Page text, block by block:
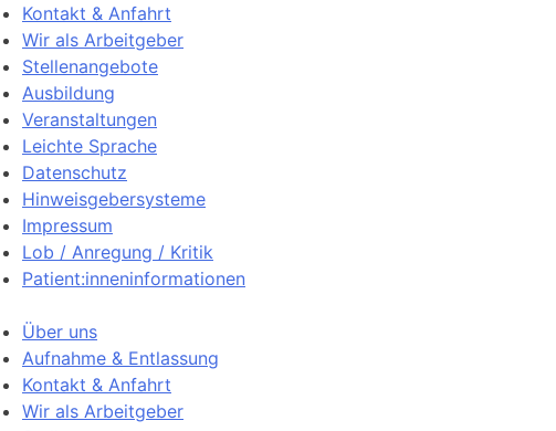
Kontakt & Anfahrt
Wir als Arbeitgeber
Stellenangebote
Ausbildung
Veranstaltungen
Leichte Sprache
Datenschutz
Hinweisgebersysteme
Impressum
Lob / Anregung / Kritik
Patient:inneninformationen
Über uns
Aufnahme & Entlassung
Kontakt & Anfahrt
Wir als Arbeitgeber